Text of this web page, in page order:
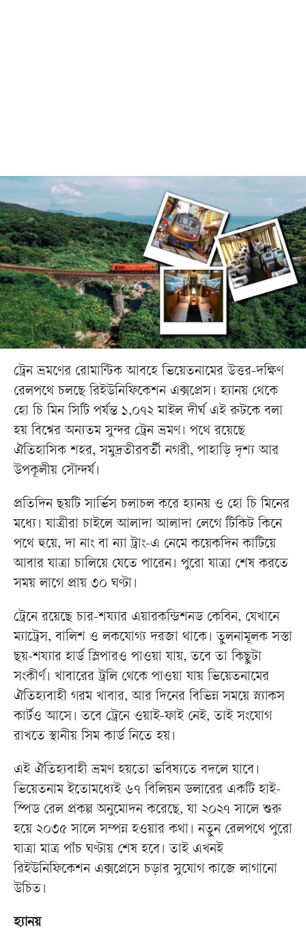
ট্রেন ভ্রমণের রোমান্টিক আবহে ভিয়েতনামের উত্তর-দক্ষিণ
রেলপথে চলছে রিইউনিফিকেশন এক্সপ্রেস। হ্যানয় থেকে
হো চি মিন সিটি পর্যন্ত ১,০৭২ মাইল দীর্ঘ এই রুটকে বলা
হয় বিশ্বের অন্যতম সুন্দর ট্রেন ভ্রমণ। পথে রয়েছে
ঐতিহাসিক শহর, সমুদ্রতীরবর্তী নগরী, পাহাড়ি দৃশ্য আর
উপকূলীয় সৌন্দর্য।
প্রতিদিন ছয়টি সার্ভিস চলাচল করে হ্যানয় ও হো চি মিনের
মধ্যে। যাত্রীরা চাইলে আলাদা আলাদা লেগে টিকিট কিনে
পথে হুয়ে, দা নাং বা ন্যা ট্রাং-এ নেমে কয়েকদিন কাটিয়ে
আবার যাত্রা চালিয়ে যেতে পারেন। পুরো যাত্রা শেষ করতে
সময় লাগে প্রায় ৩০ ঘণ্টা।
ট্রেনে রয়েছে চার-শয্যার এয়ারকন্ডিশনড কেবিন, যেখানে
ম্যাট্রেস, বালিশ ও লকযোগ্য দরজা থাকে। তুলনামূলক সস্তা
ছয়-শয্যার হার্ড স্লিপারও পাওয়া যায়, তবে তা কিছুটা
সংকীর্ণ। খাবারের ট্রলি থেকে পাওয়া যায় ভিয়েতনামের
ঐতিহ্যবাহী গরম খাবার, আর দিনের বিভিন্ন সময়ে স্ন্যাকস
কার্টও আসে। তবে ট্রেনে ওয়াই-ফাই নেই, তাই সংযোগ
রাখতে স্থানীয় সিম কার্ড নিতে হয়।
এই ঐতিহ্যবাহী ভ্রমণ হয়তো ভবিষ্যতে বদলে যাবে।
ভিয়েতনাম ইতোমধ্যেই ৬৭ বিলিয়ন ডলারের একটি হাই-
স্পিড রেল প্রকল্প অনুমোদন করেছে, যা ২০২৭ সালে শুরু
হয়ে ২০৩৫ সালে সম্পন্ন হওয়ার কথা। নতুন রেলপথে পুরো
যাত্রা মাত্র পাঁচ ঘণ্টায় শেষ হবে। তাই এখনই
রিইউনিফিকেশন এক্সপ্রেসে চড়ার সুযোগ কাজে লাগানো
উচিত।
হ্যানয়